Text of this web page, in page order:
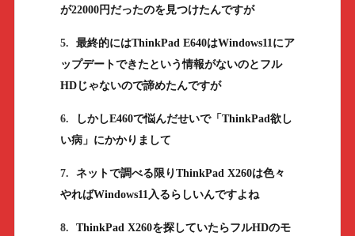
が22000円だったのを見つけたんですが
5.
最終的にはThinkPad E640はWindows11にア
ップデートできたという情報がないのとフル
HDじゃないので諦めたんですが
6.
しかしE460で悩んだせいで「ThinkPad欲し
い病」にかかりまして
7.
ネットで調べる限りThinkPad X260は色々
やればWindows11入るらしいんですよね
8.
ThinkPad X260を探していたらフルHDのモ